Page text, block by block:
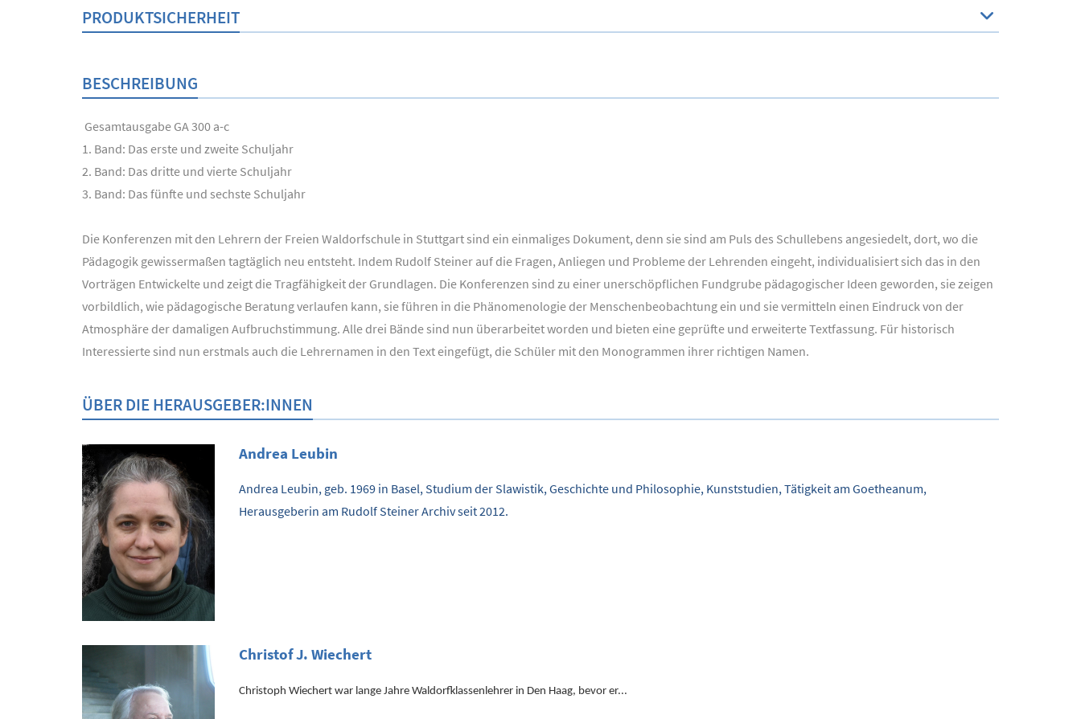
PRODUKTSICHERHEIT
BESCHREIBUNG
Gesamtausgabe GA 300 a-c
1. Band: Das erste und zweite Schuljahr
2. Band: Das dritte und vierte Schuljahr
3. Band: Das fünfte und sechste Schuljahr
Die Konferenzen mit den Lehrern der Freien Waldorfschule in Stuttgart sind ein einmaliges Dokument, denn sie sind am Puls des Schullebens angesiedelt, dort, wo die
Pädagogik gewissermaßen tagtäglich neu entsteht. Indem Rudolf Steiner auf die Fragen, Anliegen und Probleme der Lehrenden eingeht, individualisiert sich das in den
Vorträgen Entwickelte und zeigt die Tragfähigkeit der Grundlagen. Die Konferenzen sind zu einer unerschöpflichen Fundgrube pädagogischer Ideen geworden, sie zeigen
vorbildlich, wie pädagogische Beratung verlaufen kann, sie führen in die Phänomenologie der Menschenbeobachtung ein und sie vermitteln einen Eindruck von der
Atmosphäre der damaligen Aufbruchstimmung. Alle drei Bände sind nun überarbeitet worden und bieten eine geprüfte und erweiterte Textfassung. Für historisch
Interessierte sind nun erstmals auch die Lehrernamen in den Text eingefügt, die Schüler mit den Monogrammen ihrer richtigen Namen.
ÜBER DIE HERAUSGEBER:INNEN
Andrea Leubin
Andrea Leubin, geb. 1969 in Basel, Studium der Slawistik, Geschichte und Philosophie, Kunststudien, Tätigkeit am Goetheanum,
Herausgeberin am Rudolf Steiner Archiv seit 2012.
Christof J. Wiechert
Christoph Wiechert war lange Jahre Waldorfklassenlehrer in Den Haag, bevor er...